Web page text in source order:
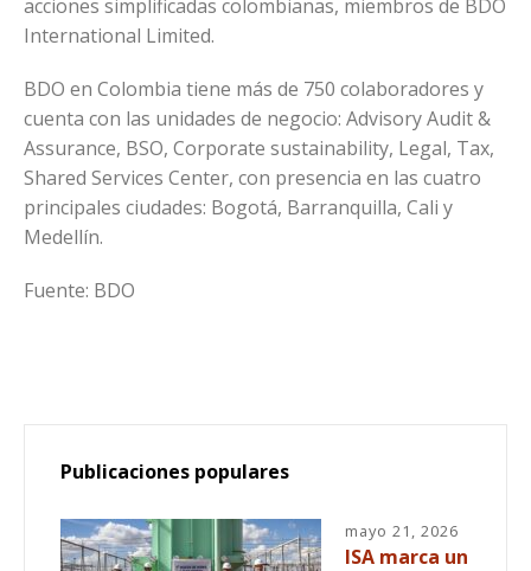
acciones simplificadas colombianas, miembros de BDO
International Limited.
BDO en Colombia tiene más de 750 colaboradores y
cuenta con las unidades de negocio: Advisory Audit &
Assurance, BSO, Corporate sustainability, Legal, Tax,
Shared Services Center, con presencia en las cuatro
principales ciudades: Bogotá, Barranquilla, Cali y
Medellín.
Fuente: BDO
Publicaciones populares
mayo 21, 2026
ISA marca un